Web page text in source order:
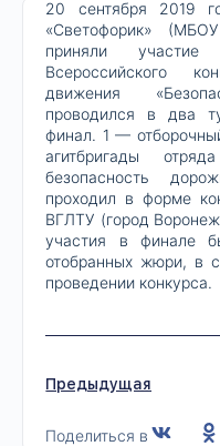
20 сентября 2019
«Светофорик»
приняли
Всероссийского
движения
проводился в два
финал. 1 —
агитбригады
безопасность
проходил в форме
ВГЛТУ (город
участия в финале
отобранных жюри, в
проведении конкурса.
Предыдущая
Поделиться в